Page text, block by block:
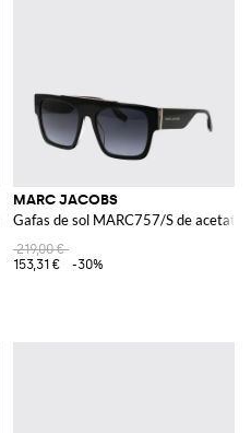
en Giglio.com y aprovecha del
montura rectangular
MARC JACOBS
Gafas de sol MARC757/S de acetato
219,00 €
153,31 €
-30%